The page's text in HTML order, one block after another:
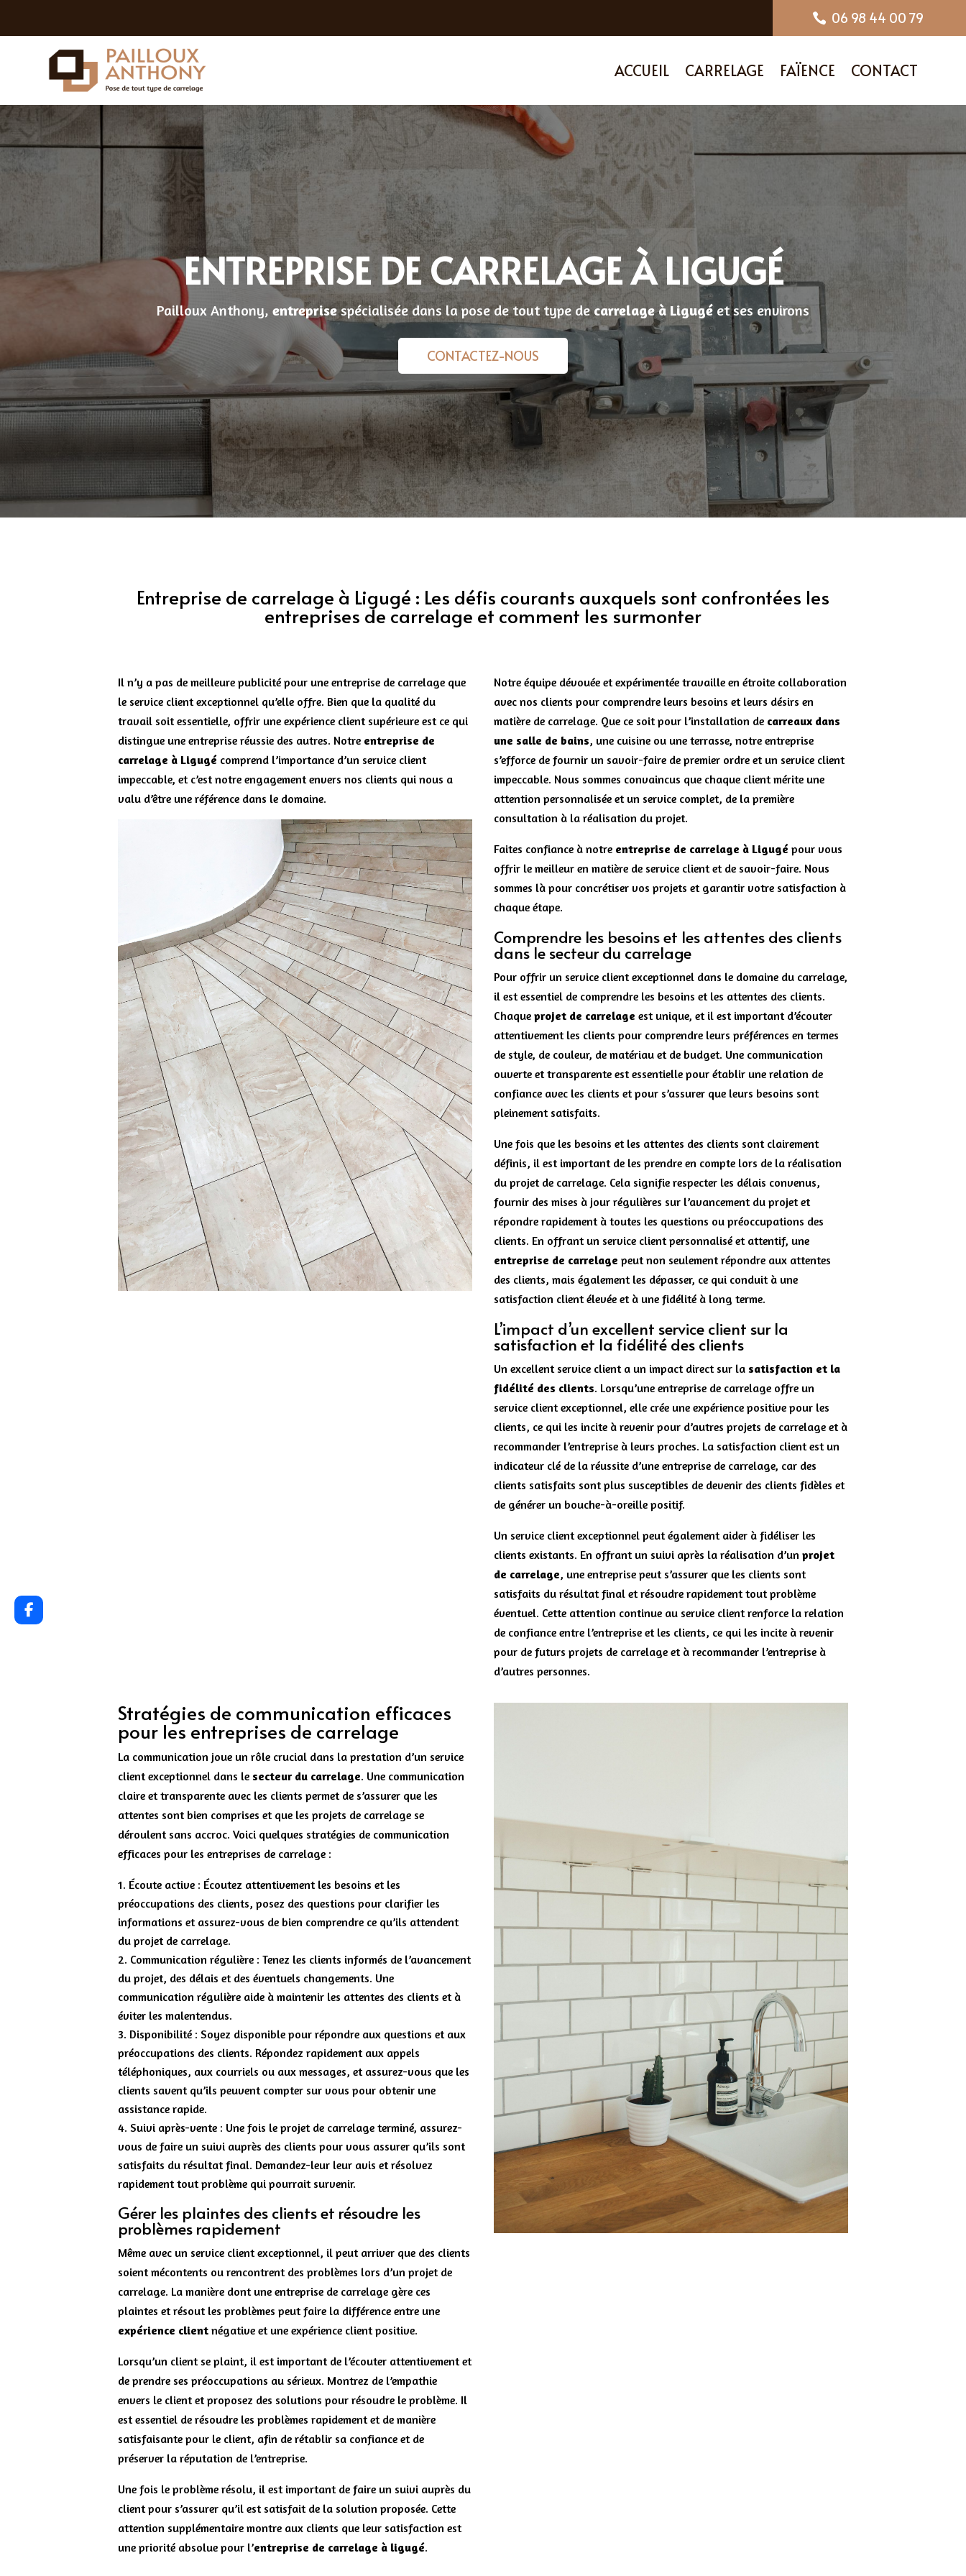
 06 98 44 00 79
ACCUEIL CARRELAGE FAÏENCE CONTACT
ENTREPRISE DE CARRELAGE À LIGUGÉ
Pailloux Anthony, entreprisespécialisée dans la pose de tout type decarrelage à Ligugé et ses environs
CONTACTEZ-NOUS
Entreprise de carrelage à Ligugé : Les défis courants auxquels sont confrontées les
entreprises de carrelage et comment les surmonter
Il n’y a pas de meilleure publicité pour une entreprise de carrelage que
le service client exceptionnel qu’elle offre. Bien que la qualité du
travail soit essentielle, offrir une expérience client supérieure est ce qui
distingue une entreprise réussie des autres. Notre entreprise de
carrelage à Ligugé comprend l’importance d’un service client
impeccable, et c’est notre engagement envers nos clients qui nous a
valu d’être une référence dans le domaine.
Notre équipe dévouée et expérimentée travaille en étroite collaboration
avec nos clients pour comprendre leurs besoins et leurs désirs en
matière de carrelage. Que ce soit pour l’installation de carreaux dans
une salle de bains, une cuisine ou une terrasse, notre entreprise
s’efforce de fournir un savoir-faire de premier ordre et un service client
impeccable. Nous sommes convaincus que chaque client mérite une
attention personnalisée et un service complet, de la première
consultation à la réalisation du projet.
Faites confiance à notre entreprise de carrelage à Ligugé pour vous
offrir le meilleur en matière de service client et de savoir-faire. Nous
sommes là pour concrétiser vos projets et garantir votre satisfaction à
chaque étape.
Comprendre les besoins et les attentes des clients
dans le secteur du carrelage
Pour offrir un service client exceptionnel dans le domaine du carrelage,
il est essentiel de comprendre les besoins et les attentes des clients.
Chaque projet de carrelage est unique, et il est important d’écouter
attentivement les clients pour comprendre leurs préférences en termes
de style, de couleur, de matériau et de budget. Une communication
ouverte et transparente est essentielle pour établir une relation de
confiance avec les clients et pour s’assurer que leurs besoins sont
pleinement satisfaits.
Une fois que les besoins et les attentes des clients sont clairement
définis, il est important de les prendre en compte lors de la réalisation
du projet de carrelage. Cela signifie respecter les délais convenus,
fournir des mises à jour régulières sur l’avancement du projet et
répondre rapidement à toutes les questions ou préoccupations des
clients. En offrant un service client personnalisé et attentif, une
entreprise de carrelage peut non seulement répondre aux attentes
des clients, mais également les dépasser, ce qui conduit à une
satisfaction client élevée et à une fidélité à long terme.
L’impact d’un excellent service client sur la
satisfaction et la fidélité des clients
Un excellent service client a un impact direct sur la satisfaction et la
fidélité des clients. Lorsqu’une entreprise de carrelage offre un
service client exceptionnel, elle crée une expérience positive pour les
clients, ce qui les incite à revenir pour d’autres projets de carrelage et à
recommander l’entreprise à leurs proches. La satisfaction client est un
indicateur clé de la réussite d’une entreprise de carrelage, car des
clients satisfaits sont plus susceptibles de devenir des clients fidèles et
de générer un bouche-à-oreille positif.
Un service client exceptionnel peut également aider à fidéliser les
clients existants. En offrant un suivi après la réalisation d’unprojet
de carrelage, une entreprise peut s’assurer que les clients sont
satisfaits du résultat final et résoudre rapidement tout problème
éventuel. Cette attention continue au service client renforce la relation
de confiance entre l’entreprise et les clients, ce qui les incite à revenir
pour de futurs projets de carrelage et à recommander l’entreprise à
d’autres personnes.
Stratégies de communication efficaces
pour les entreprises de carrelage
La communication joue un rôle crucial dans la prestation d’un service
client exceptionnel dans le secteur du carrelage. Une communication
claire et transparente avec les clients permet de s’assurer que les
attentes sont bien comprises et que les projets de carrelage se
déroulent sans accroc. Voici quelques stratégies de communication
efficaces pour les entreprises de carrelage :
Écoute active : Écoutez attentivement les besoins et les
préoccupations des clients, posez des questions pour clarifier les
informations et assurez-vous de bien comprendre ce qu’ils attendent
du projet de carrelage.
Communication régulière : Tenez les clients informés de l’avancement
du projet, des délais et des éventuels changements. Une
communication régulière aide à maintenir les attentes des clients et à
éviter les malentendus.
Disponibilité : Soyez disponible pour répondre aux questions et aux
préoccupations des clients. Répondez rapidement aux appels
téléphoniques, aux courriels ou aux messages, et assurez-vous que les
clients savent qu’ils peuvent compter sur vous pour obtenir une
assistance rapide.
Suivi après-vente : Une fois le projet de carrelage terminé, assurez-
vous de faire un suivi auprès des clients pour vous assurer qu’ils sont
satisfaits du résultat final. Demandez-leur leur avis et résolvez
rapidement tout problème qui pourrait survenir.
Gérer les plaintes des clients et résoudre les
problèmes rapidement
Même avec un service client exceptionnel, il peut arriver que des clients
soient mécontents ou rencontrent des problèmes lors d’un projet de
carrelage. La manière dont une entreprise de carrelage gère ces
plaintes et résout les problèmes peut faire la différence entre une
expérience client négative et une expérience client positive.
Lorsqu’un client se plaint, il est important de l’écouter attentivement et
de prendre ses préoccupations au sérieux. Montrez de l’empathie
envers le client et proposez des solutions pour résoudre le problème. Il
est essentiel de résoudre les problèmes rapidement et de manière
satisfaisante pour le client, afin de rétablir sa confiance et de
préserver la réputation de l’entreprise.
Une fois le problème résolu, il est important de faire un suivi auprès du
client pour s’assurer qu’il est satisfait de la solution proposée. Cette
attention supplémentaire montre aux clients que leur satisfaction est
une priorité absolue pour l’entreprise de carrelage à ligugé.